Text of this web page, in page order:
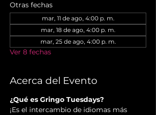
Otras fechas
mar, 11 de ago, 4:00 p. m.
mar, 18 de ago, 4:00 p. m.
mar, 25 de ago, 4:00 p. m.
Ver 8 fechas
Acerca del Evento
¿Qué es Gringo Tuesdays?
¡Es el intercambio de idiomas más